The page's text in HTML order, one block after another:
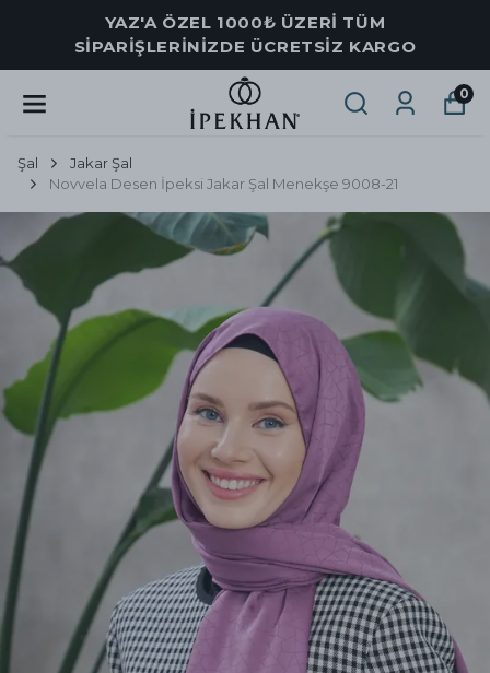
YAZ'A ÖZEL 1000₺ ÜZERİ TÜM
SİPARİŞLERİNİZDE ÜCRETSİZ KARGO
0
Şal
Jakar Şal
Novvela Desen İpeksi Jakar Şal Menekşe 9008-21